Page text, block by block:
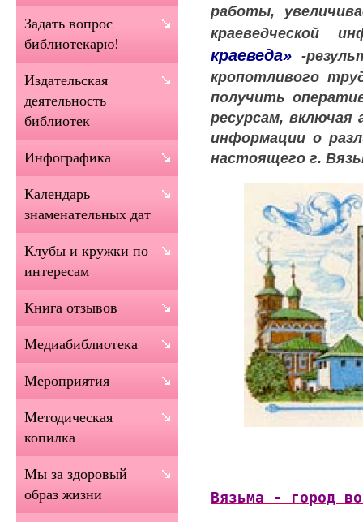
работы,
краеведческой
краеведа» -
кропотливого
получить
ресурсам, включая
информации о
настоящего г.
Вязьма - город
Задать вопрос
библиотекарю!
Издательская
деятельность
библиотек
Инфографика
Календарь
знаменательных дат
Клубы и кружки по
интересам
Книга отзывов
Медиабиблиотека
Мероприятия
Методическая
копилка
Мы за здоровый
образ жизни